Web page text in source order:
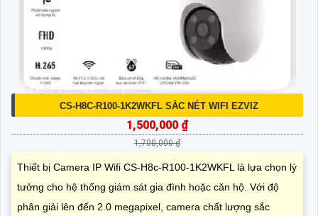
CS-H8C-R100-1K2WKFL SẮC NÉT WIFI EZVIZ
1,500,000 ₫
1,700,000 ₫
Thiết bị Camera IP Wifi CS-H8c-R100-1K2WKFL là lựa chọn lý
tưởng cho hệ thống giám sát gia đình hoặc căn hộ. Với độ
phân giải lên đến 2.0 megapixel, camera chất lượng sắc